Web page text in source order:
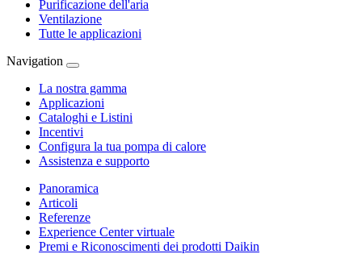
Purificazione dell'aria
Ventilazione
Tutte le applicazioni
Navigation
La nostra gamma
Applicazioni
Cataloghi e Listini
Incentivi
Configura la tua pompa di calore
Assistenza e supporto
Panoramica
Articoli
Referenze
Experience Center virtuale
Premi e Riconoscimenti dei prodotti Daikin